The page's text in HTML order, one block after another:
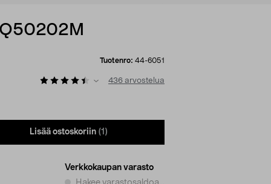
Tuotenro: 44-6051
436 arvostelua
Lisää ostoskoriin (1)
Verkkokaupan varasto